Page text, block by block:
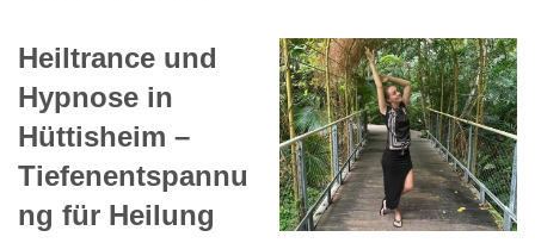
Heiltrance und
Hypnose in
Hüttisheim –
Tiefenentspannu
ng für Heilung